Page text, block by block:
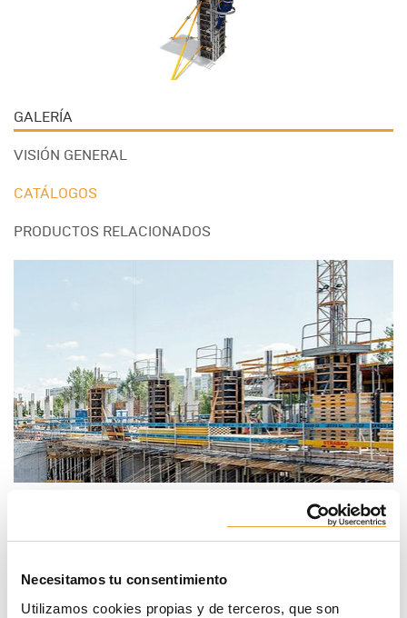
Necesitamos tu consentimiento
Utilizamos cookies propias y de terceros, que son
GALERÍA
VISIÓN GENERAL
CATÁLOGOS
PRODUCTOS RELACIONADOS